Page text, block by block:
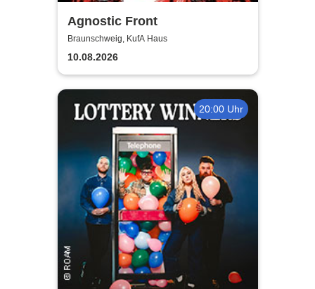
Agnostic Front
Braunschweig, KufA Haus
10.08.2026
20:00 Uhr